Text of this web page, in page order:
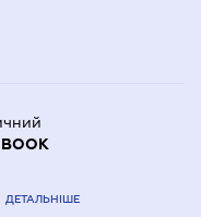
ДЕТАЛЬНІШЕ